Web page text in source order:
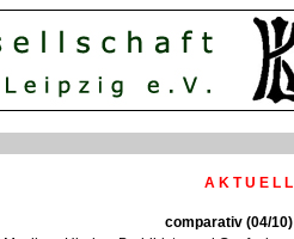
A K T U E L L
comparativ (04/10)